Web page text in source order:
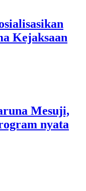
Kejaksaan
Mesuji,
nyata